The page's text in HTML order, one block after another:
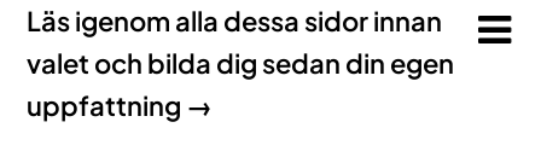
Läs igenom alla dessa sidor innan
valet och bilda dig sedan din egen
uppfattning →